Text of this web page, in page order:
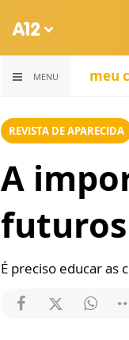
MENU meu
REVISTA DE APARECIDA
A
É preciso educar as